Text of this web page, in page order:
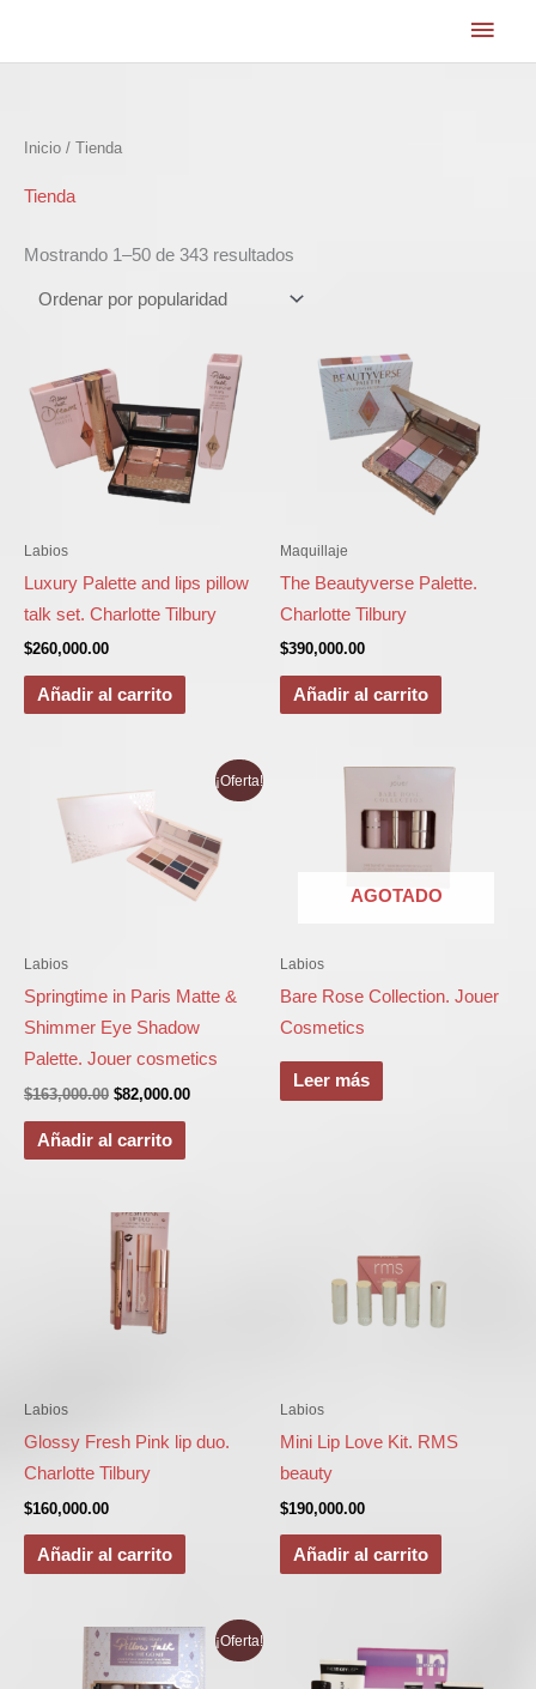
Inicio / Tienda
Tienda
Mostrando 1–50 de 343 resultados
Labios
Luxury Palette and lips pillow
talk set. Charlotte Tilbury
$260,000.00
Añadir al carrito
Maquillaje
The Beautyverse Palette.
Charlotte Tilbury
$390,000.00
Añadir al carrito
¡Oferta!
Labios
Springtime in Paris Matte &
Shimmer Eye Shadow
Palette. Jouer cosmetics
$163,000.00
precio
original
$163,000.00.
$82,000.00
precio
es:
$82,000.00.
Añadir al carrito
AGOTADO
Labios
Bare Rose Collection. Jouer
Cosmetics
Leer más
Labios
Glossy Fresh Pink lip duo.
Charlotte Tilbury
$160,000.00
Añadir al carrito
Labios
Mini Lip Love Kit. RMS
beauty
$190,000.00
Añadir al carrito
¡Oferta!
El
precio
original
precio